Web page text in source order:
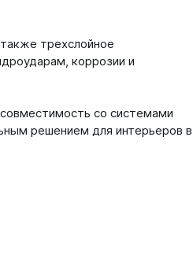
трехслойное
коррозии и
со системами
решением для интерьеров в